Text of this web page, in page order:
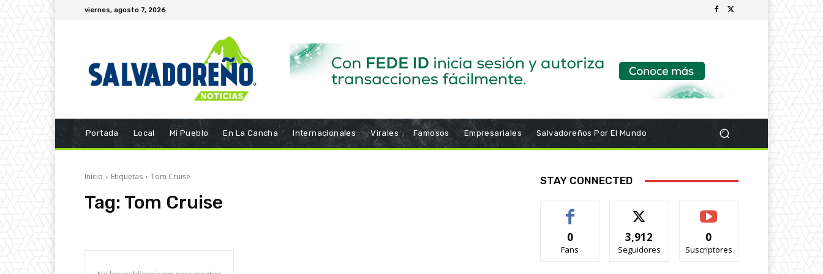
viernes, agosto 7, 2026
Portada Local Mi Pueblo En La Cancha Internacionales Virales Famosos Empresariales Salvadoreños Por El Mundo
Inicio Etiquetas Tom Cruise
Tag: Tom Cruise
STAY CONNECTED
0
Fans
3,912
Seguidores
0
Suscriptores